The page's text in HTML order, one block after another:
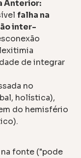
Anterior:
falha na
inter-
de integrar
no
holística),
do hemisfério
fonte ("pode